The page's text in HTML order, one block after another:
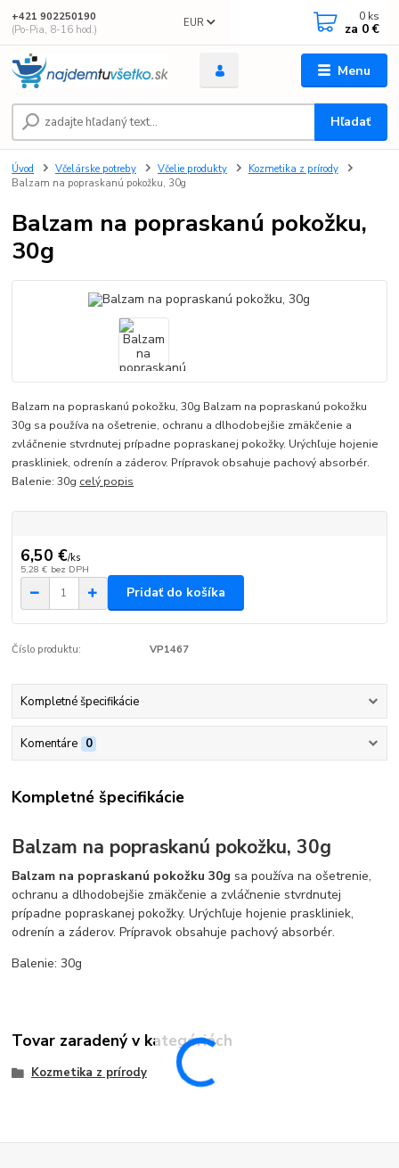
Menu
EUR
Hľadať
+421 902250190
(Po-Pia, 8-16 hod.)
0 ks
za 0 €
Úvod Včelárske potreby Včelie produkty
Kozmetika z prírody
Balzam na popraskanú pokožku, 30g
Balzam na popraskanú pokožku,
30g
Balzam na popraskanú pokožku, 30g Balzam na popraskanú pokožku
30g sa používa na ošetrenie, ochranu a dlhodobejšie zmäkčenie a
zvláčnenie stvrdnutej prípadne popraskanej pokožky. Urýchľuje hojenie
praskliniek, odrenín a záderov. Prípravok obsahuje pachový absorbér.
Balenie: 30g celý popis
6,50 €/ks
5,28 € bez DPH
Pridať do košíka
Číslo produktu: VP1467
Kompletné špecifikácie
Komentáre 0
Kompletné špecifikácie
Balzam na popraskanú pokožku, 30g
Balzam na popraskanú pokožku 30g sa používa na ošetrenie,
ochranu a dlhodobejšie zmäkčenie a zvláčnenie stvrdnutej
prípadne popraskanej pokožky. Urýchľuje hojenie praskliniek,
odrenín a záderov. Prípravok obsahuje pachový absorbér.
Balenie: 30g
Tovar zaradený v kategóriách
Kozmetika z prírody